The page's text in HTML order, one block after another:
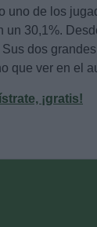
uno de los
un 30,1%.
dos
que ver en el
¡gratis!